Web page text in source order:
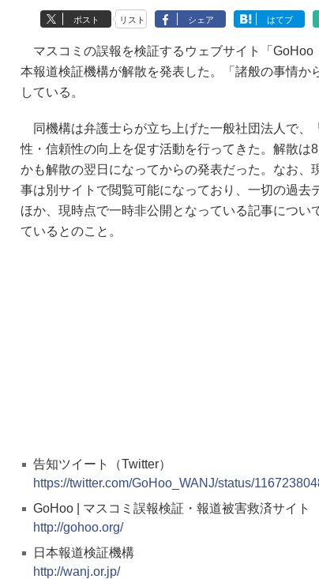
ポスト リスト シェア はてブ
マスコミの誤報を検証するウェブサイト「GoHoo
本報道検証機構が解散を発表した。「諸般の事情か
している。
同機構は弁護士らが立ち上げた一般社団法人で、
性・信頼性の向上を促す活動を行ってきた。解散は
かも解散の翌日になってからの発表だった。なお、
事は別サイトで閲覧可能になっており、一切の過去
ほか、現時点で一時非公開となっている記事につい
ているとのこと。
告知ツイート（Twitter）
https://twitter.com/GoHoo_WANJ/status/
GoHoo | マスコミ誤報検証・報道被害救済サイト
http://gohoo.org/
日本報道検証機構
http://wanj.or.jp/